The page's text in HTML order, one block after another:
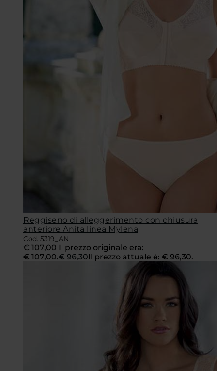
Reggiseno di alleggerimento con chiusura
anteriore Anita linea Mylena
Cod. 5319_AN
€107,00 Il prezzo originale era:
€ 107,00.€ 96,30Il prezzo attuale è: € 96,30.